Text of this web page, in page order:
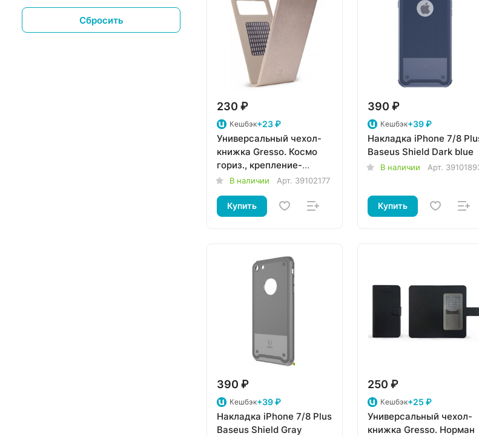
230 ₽
Кешбэк+23 ₽
Универсальный чехол-
книжка Gresso. Космо
гориз., крепление-
силикон (3,5-4,5")
В наличии Арт. 39102177
Купить
390 ₽
Кешбэк+39 ₽
Накладка iPhone 7/8
Baseus Shield Dark blue
В наличии Арт.
Купить
390 ₽
Кешбэк+39 ₽
Накладка iPhone 7/8 Plus
Baseus Shield Gray
250 ₽
Кешбэк+25 ₽
Универсальный чехол-
книжка Gresso. Норман
СалатовыйСбросить